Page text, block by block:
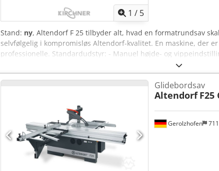
1 / 5
Stand: ny, Altendorf F 25 tilbyder alt, hvad en formatrundsav
selvfølgelig i kompromisløs Altendorf-kvalitet. En maskine, der
professionelle. Standardudstyr: - Manuel højde- og
visning - Motoreffekt: 4 kW (5,5 hk), omdrejningstal 4.200 o/min
mm - Vinkel- og geringsanslag, kaplængde op til 3.450 mm
oplyst trykknap - Maks. savklingediameter: 315 mm - Maks.
70 mm ved 45° - Maskinhøjde: 88 cm Pakke 2 inklusive: - 5,5 kW
1.410 mm* - Stor udsugningshætte (PSV) - Forscorer Basic med
Gerolzhofen
Glidebordsav
Altendorf F25